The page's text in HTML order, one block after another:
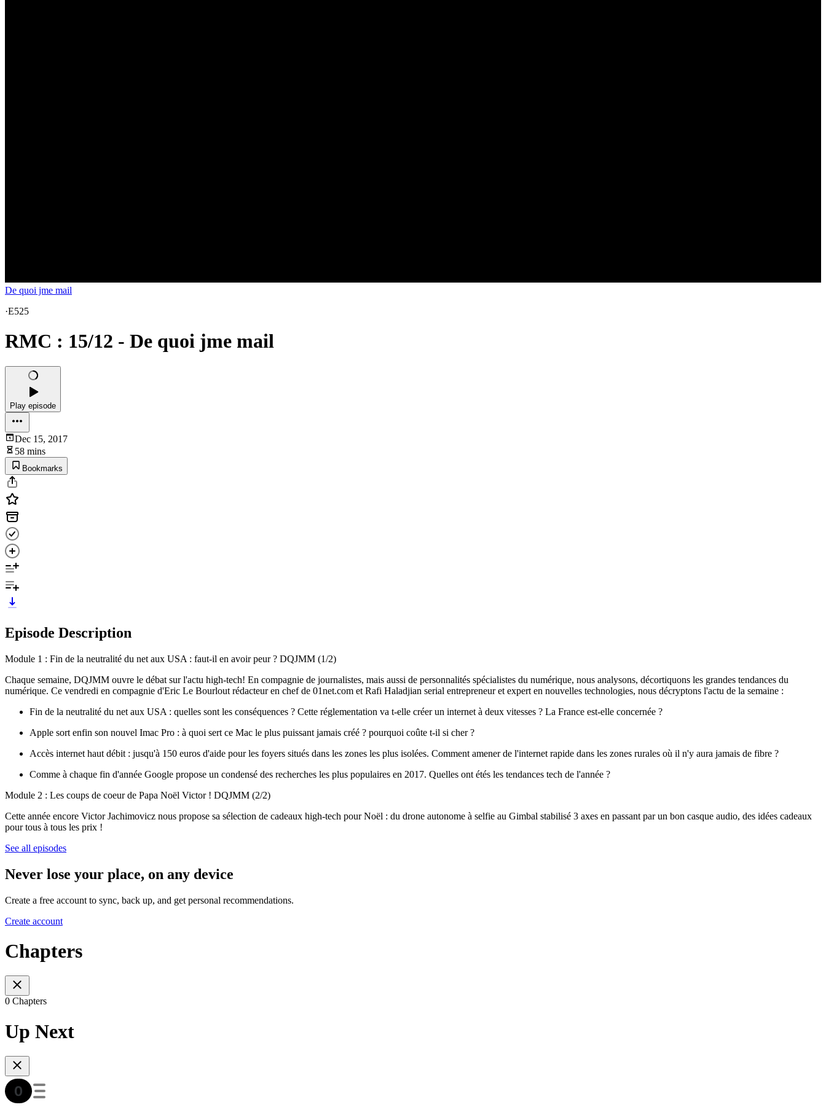
De quoi jme mail
·E525
RMC : 15/12 - De quoi jme mail
Play episode
Dec 15, 2017
58 mins
Bookmarks
Episode Description
Module 1 : Fin de la neutralité du net aux USA : faut-il en avoir peur ? DQJMM (1/2)
Chaque semaine, DQJMM ouvre le débat sur l'actu high-tech! En compagnie de journalistes, mais aussi de personnalités spécialistes du numérique, nous analysons, décortiquons les grandes tendances du
numérique. Ce vendredi en compagnie d'Eric Le Bourlout rédacteur en chef de 01net.com et Rafi Haladjian serial entrepreneur et expert en nouvelles technologies, nous décryptons l'actu de la semaine :
Fin de la neutralité du net aux USA : quelles sont les conséquences ? Cette réglementation va t-elle créer un internet à deux vitesses ? La France est-elle concernée ?
Apple sort enfin son nouvel Imac Pro : à quoi sert ce Mac le plus puissant jamais créé ? pourquoi coûte t-il si cher ?
Accès internet haut débit : jusqu'à 150 euros d'aide pour les foyers situés dans les zones les plus isolées. Comment amener de l'internet rapide dans les zones rurales où il n'y aura jamais de fibre ?
Comme à chaque fin d'année Google propose un condensé des recherches les plus populaires en 2017. Quelles ont étés les tendances tech de l'année ?
Module 2 : Les coups de coeur de Papa Noël Victor ! DQJMM (2/2)
Cette année encore Victor Jachimovicz nous propose sa sélection de cadeaux high-tech pour Noël : du drone autonome à selfie au Gimbal stabilisé 3 axes en passant par un bon casque audio, des idées cadeaux
pour tous à tous les prix !
See all episodes
Never lose your place, on any device
Create a free account to sync, back up, and get personal recommendations.
Create account
Chapters
0 Chapters
Up Next